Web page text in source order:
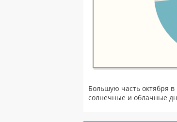
Большую часть октября
солнечные и облачные